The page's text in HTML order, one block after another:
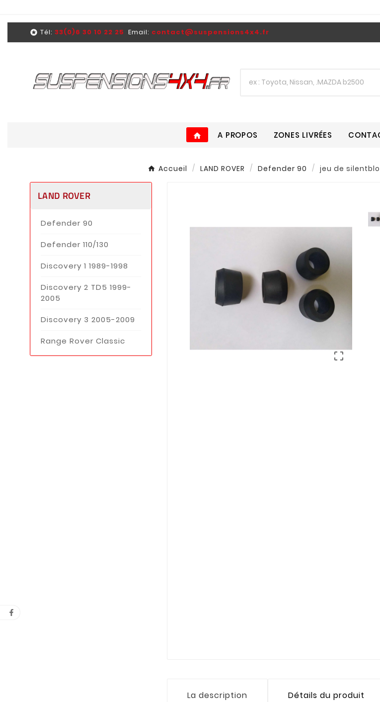
 Tél: 33(0)6 30 10 22 25 Email: contact@suspensions4x4.fr
home A PROPOS ZONES LIVRÉES
Accueil LAND ROVER Defender 90 jeu de
LAND ROVER
Defender 90
Defender 110/130
Discovery 1 1989-1998
Discovery 2 TD5 1999-
2005
Discovery 3 2005-2009
Range Rover Classic

La description Détails du produit